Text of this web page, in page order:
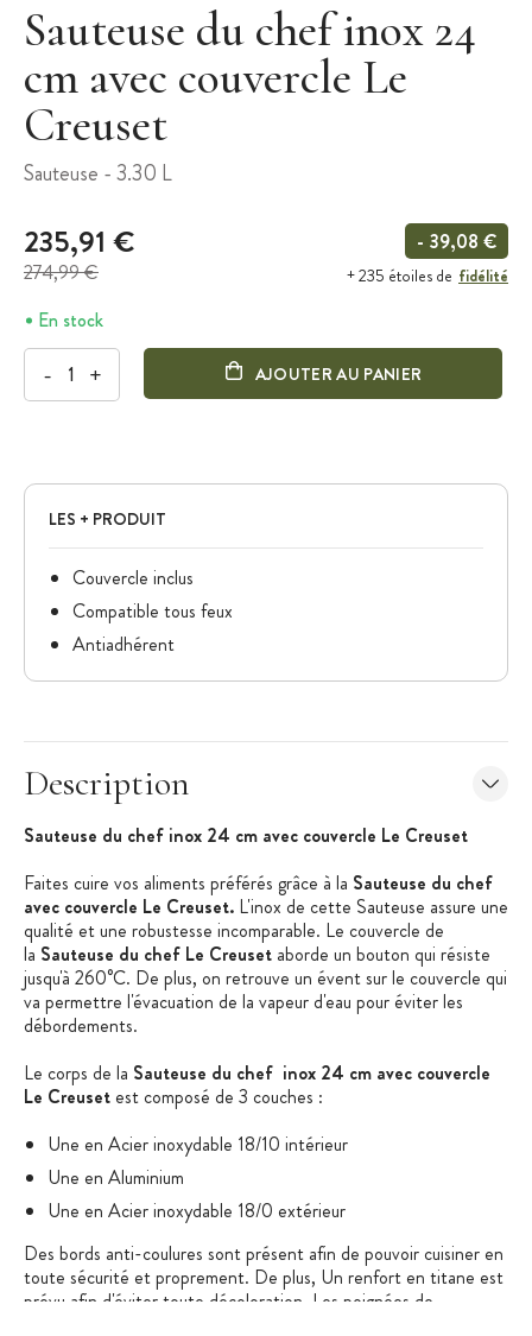
Sauteuse du chef inox 24
cm avec couvercle Le
Creuset
Sauteuse - 3.30 L
235,91 €
274,99 €
- 39,08 €
+ 235 étoiles de fidélité
En stock
- + AJOUTER AU PANIER
LES + PRODUIT
Couvercle inclus
Compatible tous feux
Antiadhérent
Description
Sauteuse du chef inox 24 cm avec couvercle Le Creuset
Faites cuire vos aliments préférés grâce à la Sauteuse du chef
avec couvercle Le Creuset. L'inox de cette Sauteuse assure une
qualité et une robustesse incomparable. Le couvercle de
la Sauteuse du chef Le Creuset aborde un bouton qui résiste
jusqu'à 260°C. De plus, on retrouve un évent sur le couvercle qui
va permettre l'évacuation de la vapeur d'eau pour éviter les
débordements.
Le corps de la Sauteuse du chef inox 24 cm avec couvercle
Le Creuset est composé de 3 couches :
Une en Acier inoxydable 18/10 intérieur
Une en Aluminium
Une en Acier inoxydable 18/0 extérieur
Des bords anti-coulures sont présent afin de pouvoir cuisiner en
toute sécurité et proprement. De plus, Un renfort en titane est
prévu afin d'éviter toute décoloration. Les poignées de